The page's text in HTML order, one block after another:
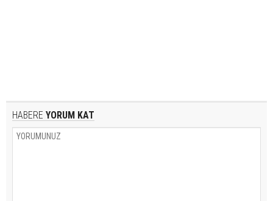
HABERE YORUM KAT